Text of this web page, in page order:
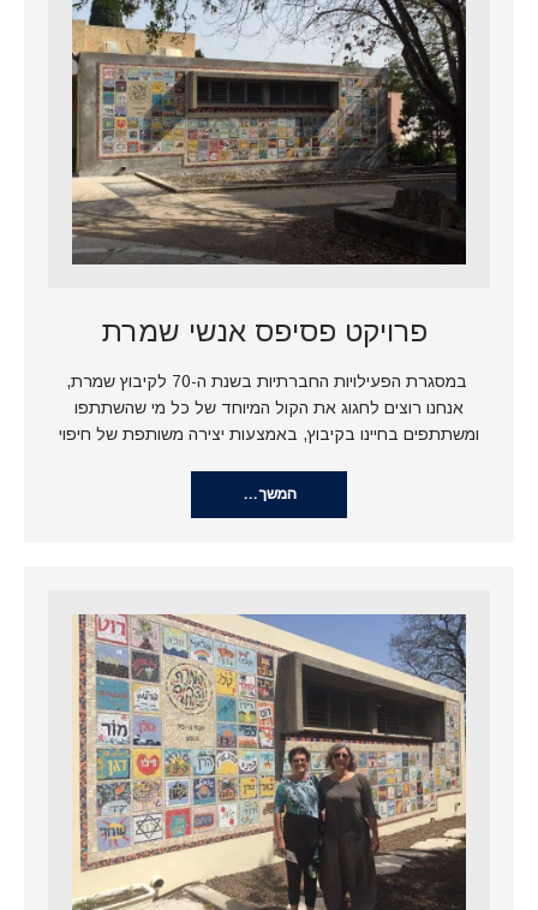
פרויקט פסיפס אנשי שמרת
במסגרת הפעילויות החברתיות בשנת ה-70 לקיבוץ שמרת,
אנחנו רוצים לחגוג את הקול המיוחד של כל מי שהשתתפו
ומשתתפים בחיינו בקיבוץ, באמצעות יצירה משותפת של חיפוי
המשך…